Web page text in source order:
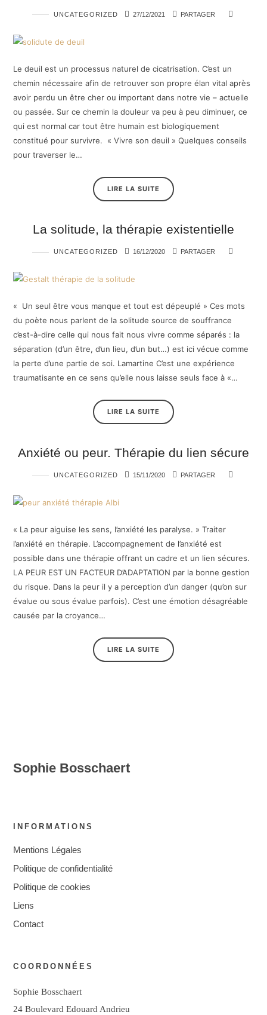
UNCATEGORIZED 27/12/2021 PARTAGER
Le deuil est un processus naturel de cicatrisation. C’est un
chemin nécessaire afin de retrouver son propre élan vital après
avoir perdu un être cher ou important dans notre vie – actuelle
ou passée. Sur ce chemin la douleur va peu à peu diminuer, ce
qui est normal car tout être humain est biologiquement
constitué pour survivre. « Vivre son deuil » Quelques conseils
pour traverser le…
LIRE LA SUITE
La solitude, la thérapie existentielle
UNCATEGORIZED 16/12/2020 PARTAGER
« Un seul être vous manque et tout est dépeuplé » Ces mots
du poète nous parlent de la solitude source de souffrance
c’est-à-dire celle qui nous fait nous vivre comme séparés : la
séparation (d’un être, d’un lieu, d’un but…) est ici vécue comme
la perte d’une partie de soi. Lamartine C’est une expérience
traumatisante en ce sens qu’elle nous laisse seuls face à «…
LIRE LA SUITE
Anxiété ou peur. Thérapie du lien sécure
UNCATEGORIZED 15/11/2020 PARTAGER
« La peur aiguise les sens, l’anxiété les paralyse. » Traiter
l’anxiété en thérapie. L’accompagnement de l’anxiété est
possible dans une thérapie offrant un cadre et un lien sécures.
LA PEUR EST UN FACTEUR D’ADAPTATION par la bonne gestion
du risque. Dans la peur il y a perception d’un danger (qu’on sur
évalue ou sous évalue parfois). C’est une émotion désagréable
causée par la croyance…
LIRE LA SUITE
Sophie Bosschaert
INFORMATIONS
Mentions Légales
Politique de confidentialité
Politique de cookies
Liens
Contact
COORDONNÉES
Sophie Bosschaert
24 Boulevard Edouard Andrieu